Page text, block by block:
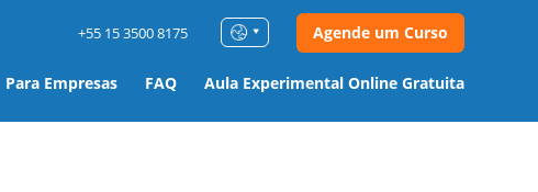
Para Empresas FAQ Aula Experimental Online Gratuita
+55 15 3500 8175 Agende um Curso